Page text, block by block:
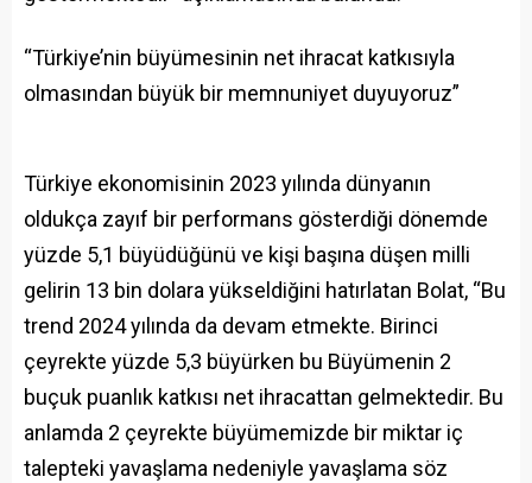
“Türkiye’nin büyümesinin net ihracat katkısıyla
olmasından büyük bir memnuniyet duyuyoruz”
Türkiye ekonomisinin 2023 yılında dünyanın
oldukça zayıf bir performans gösterdiği dönemde
yüzde 5,1 büyüdüğünü ve kişi başına düşen milli
gelirin 13 bin dolara yükseldiğini hatırlatan Bolat, “Bu
trend 2024 yılında da devam etmekte. Birinci
çeyrekte yüzde 5,3 büyürken bu Büyümenin 2
buçuk puanlık katkısı net ihracattan gelmektedir. Bu
anlamda 2 çeyrekte büyümemizde bir miktar iç
talepteki yavaşlama nedeniyle yavaşlama söz